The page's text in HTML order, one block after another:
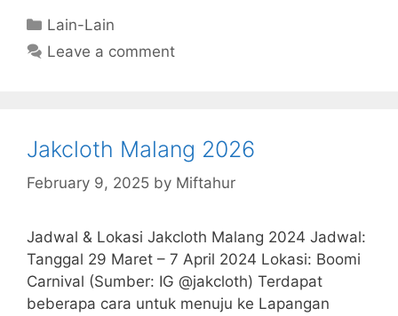
Categories
Lain-Lain
Leave a comment
Jakcloth Malang 2026
February 9, 2025 by Miftahur
Jadwal & Lokasi Jakcloth Malang 2024 Jadwal:
Tanggal 29 Maret – 7 April 2024 Lokasi: Boomi
Carnival (Sumber: IG @jakcloth) Terdapat
beberapa cara untuk menuju ke Lapangan